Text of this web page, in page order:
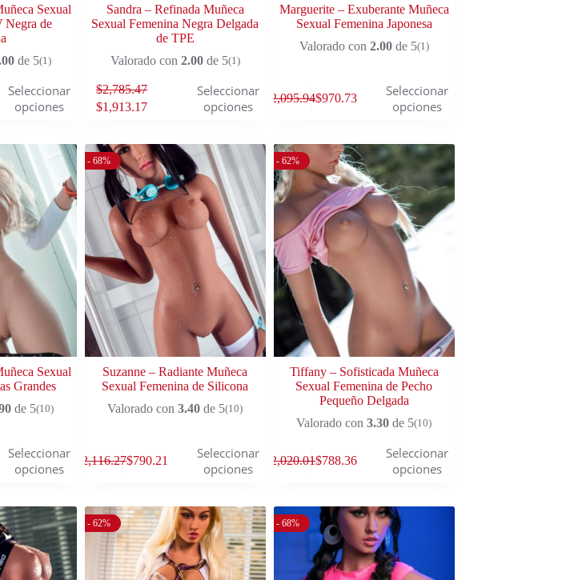
Sexual
Negra de
de 5(1)
Seleccionar
opciones
Sandra – Refinada Muñeca
Sexual Femenina Negra Delgada
de TPE
Valorado con 2.00de 5(1)
$2,785.47
$1,913.17
Seleccionar
opciones
Marguerite – Exuberante Muñeca
Sexual Femenina Japonesa
Valorado con 2.00de 5(1)
2,095.94$970.73
Seleccionar
opciones
Sexual
Grandes
de 5(10)
Seleccionar
opciones
- 68%
Suzanne – Radiante Muñeca
Sexual Femenina de Silicona
Valorado con3.40 de 5(10)
2,116.27$790.21
Seleccionar
opciones
- 62%
Tiffany – Sofisticada Muñeca
Sexual Femenina de Pecho
Pequeño Delgada
Valorado con3.30 de 5(10)
2,020.01$788.36
Seleccionar
opciones
- 62% - 68%